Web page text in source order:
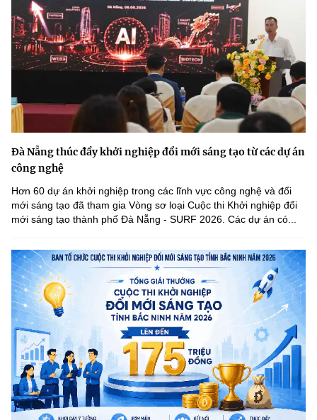
Đà Nẵng thúc đẩy khởi nghiệp đổi mới sáng tạo từ các dự án
công nghệ
Hơn 60 dự án khởi nghiệp trong các lĩnh vực công nghệ và đổi
mới sáng tạo đã tham gia Vòng sơ loại Cuộc thi Khởi nghiệp đổi
mới sáng tạo thành phố Đà Nẵng - SURF 2026. Các dự án có...